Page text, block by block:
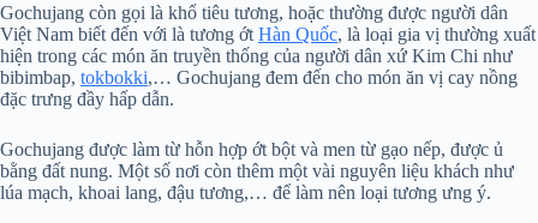
Gochujang còn gọi là khổ tiêu tương, hoặc thường được người dân
Việt Nam biết đến với là tương ớt Hàn Quốc, là loại gia vị thường xuất
hiện trong các món ăn truyền thống của người dân xứ Kim Chi như
bibimbap, tokbokki,… Gochujang đem đến cho món ăn vị cay nồng
đặc trưng đầy hấp dẫn.
Gochujang được làm từ hỗn hợp ớt bột và men từ gạo nếp, được ủ
bằng đất nung. Một số nơi còn thêm một vài nguyên liệu khách như
lúa mạch, khoai lang, đậu tương,… để làm nên loại tương ưng ý.